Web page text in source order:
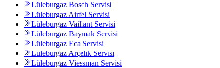
Lüleburgaz Bosch Servisi
Lüleburgaz Airfel Servisi
Lüleburgaz Vaillant Servisi
Lüleburgaz Baymak Servisi
Lüleburgaz Eca Servisi
Lüleburgaz Arçelik Servisi
Lüleburgaz Viessman Servisi